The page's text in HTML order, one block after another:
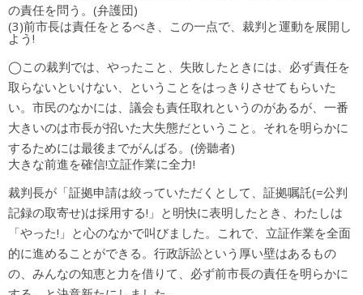
の責任を問う。(弁護団)
(3)前市長は責任をとるべき、この一点で、裁判と運動を展開し
よう!
◯この裁判では、やったこと、失敗したときには、必ず責任を
取らないといけない、ということをはっきりさせてもらいた
い。市民のなかには、議会も責任取れというのがあるが、一番
大きいのは市長が招いた大失態だということ。それを明らかに
するためには最後までがんばる。(傍聽者)
大きな前進を確信!立証作業に全力!
裁判長が「証拠申請は絞っていただくとして、証拠嘱託(=公判
記録の取寄せ)は採用する!」と明快に表明したとき、わたしは
「やった!」と心のなかで叫びました。これで、立証作業を全面
的に進めることができる。行政訴訟という厚い壁はあるもの
の、みんなの知恵と力を借りて、必ず前市長の責任を明らかに